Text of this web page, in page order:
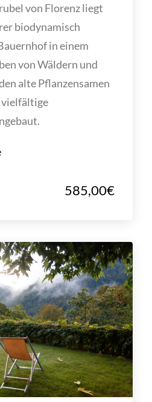
von Florenz liegt
biodynamisch
in einem
von Wäldern und
alte Pflanzensamen
vielfältige
585,00€